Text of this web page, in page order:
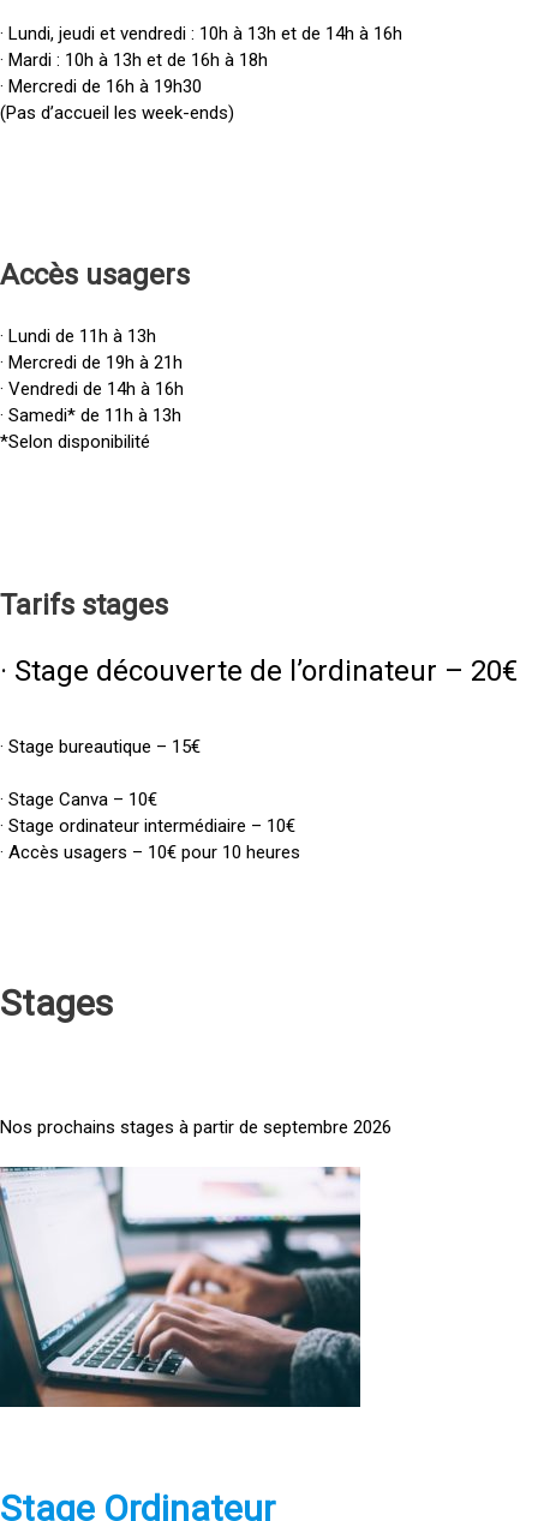
· Lundi, jeudi et vendredi : 10h à 13h et de 14h à 16h
· Mardi : 10h à 13h et de 16h à 18h
· Mercredi de 16h à 19h30
(Pas d’accueil les week-ends)
Accès usagers
· Lundi de 11h à 13h
· Mercredi de 19h à 21h
· Vendredi de 14h à 16h
· Samedi* de 11h à 13h
*Selon disponibilité
Tarifs stages
· Stage découverte de l’ordinateur – 20€
· Stage bureautique – 15€
· Stage Canva – 10€
· Stage ordinateur intermédiaire – 10€
· Accès usagers – 10€ pour 10 heures
Stages
Nos prochains stages à partir de septembre 2026
<
a
h
e
f
pStage Ordinateur